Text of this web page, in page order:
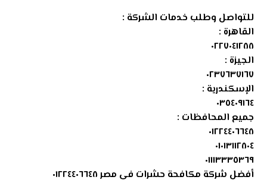
للتواصل وطلب خدمات الشركة :
القاهرة :
٠٢٢٧٠٤١٢٨٨
الجيزة :
٠٢٣٧٦٣٧١٦٧
الإسكندرية :
٠٣٥٤٠٩١٦٤
جميع المحافظات :
٠١٢٢٤٤٠٦٦٤٨
٠١٠١٣١١٢٨٠٤
٠١١١٣٣٣٥٣٦٩
أفضل شركة مكافحة حشرات فى مصر ٠١٢٢٤٤٠٦٦٤٨